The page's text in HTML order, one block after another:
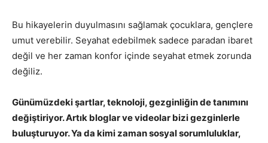
Bu hikayelerin duyulmasını sağlamak çocuklara, gençlere
umut verebilir. Seyahat edebilmek sadece paradan ibaret
değil ve her zaman konfor içinde seyahat etmek zorunda
değiliz.
Günümüzdeki şartlar, teknoloji, gezginliğin de tanımını
değiştiriyor. Artık bloglar ve videolar bizi gezginlerle
buluşturuyor. Ya da kimi zaman sosyal sorumluluklar,